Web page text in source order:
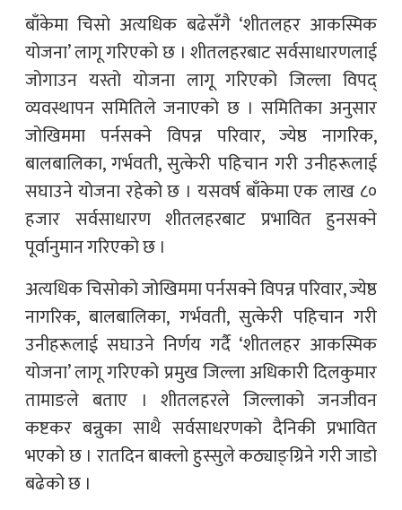
बाँकेमा चिसो अत्यधिक बढेसँगै ‘शीतलहर आकस्मिक
योजना’ लागू गरिएको छ । शीतलहरबाट सर्वसाधारणलाई
जोगाउन यस्तो योजना लागू गरिएको जिल्ला विपद्
व्यवस्थापन समितिले जनाएको छ । समितिका अनुसार
जोखिममा पर्नसक्ने विपन्न परिवार, ज्येष्ठ नागरिक,
बालबालिका, गर्भवती, सुत्केरी पहिचान गरी उनीहरूलाई
सघाउने योजना रहेको छ । यसवर्ष बाँकेमा एक लाख ८०
हजार सर्वसाधारण शीतलहरबाट प्रभावित हुनसक्ने
पूर्वानुमान गरिएको छ ।
अत्यधिक चिसोको जोखिममा पर्नसक्ने विपन्न परिवार, ज्येष्ठ
नागरिक, बालबालिका, गर्भवती, सुत्केरी पहिचान गरी
उनीहरूलाई सघाउने निर्णय गर्दै ‘शीतलहर आकस्मिक
योजना’ लागू गरिएको प्रमुख जिल्ला अधिकारी दिलकुमार
तामाङले बताए । शीतलहरले जिल्लाको जनजीवन
कष्टकर बन्नुका साथै सर्वसाधरणको दैनिकी प्रभावित
भएको छ । रातदिन बाक्लो हुस्सुले कठ्याङ्ग्रिने गरी जाडो
बढेको छ ।